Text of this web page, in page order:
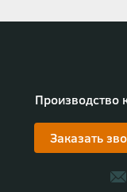
демонстрацию
Мы показали
тестируем на
составе
поверхности и
Участники
процесс вживую
декоративных
Производство
Заказать